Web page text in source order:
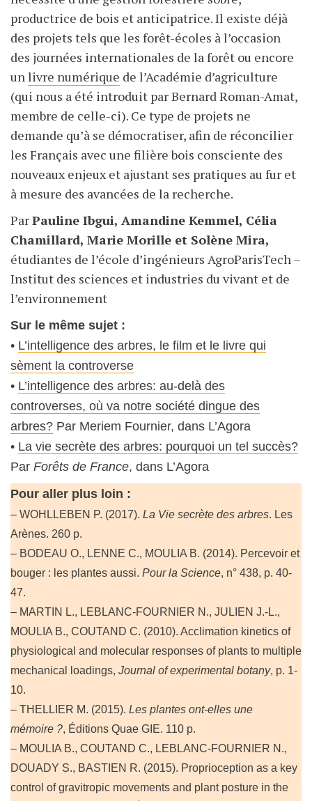
productrice de bois et anticipatrice. Il existe déjà
des projets tels que les forêt-écoles à l’occasion
des journées internationales de la forêt ou encore
unlivre numérique de l’Académie d’agriculture
(qui nous a été introduit par Bernard Roman-Amat,
membre de celle-ci). Ce type de projets ne
demande qu’à se démocratiser, afin de réconcilier
les Français avec une filière bois consciente des
nouveaux enjeux et ajustant ses pratiques au fur et
à mesure des avancées de la recherche.
ParPauline Ibgui, Amandine Kemmel, Célia
Chamillard, Marie Morille et Solène Mira,
étudiantes de l’école d’ingénieurs AgroParisTech –
Institut des sciences et industries du vivant et de
l’environnement
Sur le même sujet :
• L’intelligence des arbres, le film et le livre qui
sèment la controverse
• L’intelligence des arbres: au-delà des
controverses, où va notre société dingue des
arbres? Par Meriem Fournier, dans L’Agora
• La vie secrète des arbres: pourquoi un tel succès?
Par Forêts de France, dans L’Agora
Pour aller plus loin :
– WOHLLEBEN P. (2017). La Vie secrète des arbres. Les
Arènes. 260 p.
– BODEAU O., LENNE C., MOULIA B. (2014). Percevoir et
bouger : les plantes aussi. Pour la Science, n° 438, p. 40-
47.
– MARTIN L., LEBLANC-FOURNIER N., JULIEN J.-L.,
MOULIA B., COUTAND C. (2010). Acclimation kinetics of
physiological and molecular responses of plants to multiple
mechanical loadings, Journal of experimental botany, p. 1-
10.
– THELLIER M. (2015). Les plantes ont-elles une
mémoire ?, Éditions Quae GIE. 110 p.
– MOULIA B., COUTAND C., LEBLANC-FOURNIER N.,
DOUADY S., BASTIEN R. (2015). Proprioception as a key
control of gravitropic movements and plant posture in the